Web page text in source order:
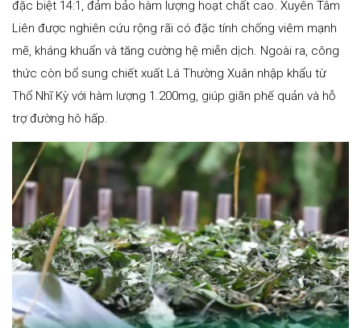
đặc biệt 14:1, đảm bảo hàm lượng hoạt chất cao. Xuyên Tâm
Liên được nghiên cứu rộng rãi có đặc tính chống viêm mạnh
mẽ, kháng khuẩn và tăng cường hệ miễn dịch. Ngoài ra, công
thức còn bổ sung chiết xuất Lá Thường Xuân nhập khẩu từ
Thổ Nhĩ Kỳ với hàm lượng 1.200mg, giúp giãn phế quản và hỗ
trợ đường hô hấp.